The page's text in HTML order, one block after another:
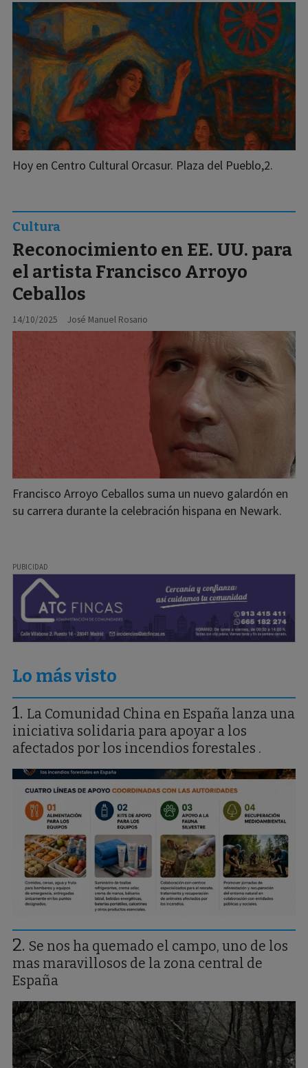
Hoy en Centro Cultural Orcasur. Plaza del Pueblo,2.
Reconocimiento en EE. UU. para
el artista Francisco Arroyo
Ceballos
José Manuel Rosario
Cultura
14/10/2025
Francisco Arroyo Ceballos suma un nuevo galardón en
su carrera durante la celebración hispana en Newark.
Lo más visto
La Comunidad China en España lanza una
iniciativa solidaria para apoyar a los
afectados por los incendios forestales .
Se nos ha quemado el campo, uno de los
mas maravillosos de la zona central de
España